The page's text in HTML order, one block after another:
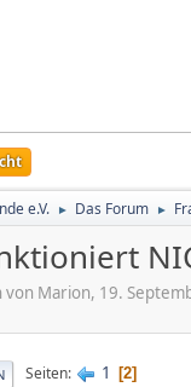
e.V. ► Das Forum ►
von Marion, 19.
Seiten 1 2